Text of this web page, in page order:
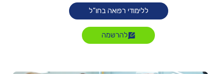
ללימודי רפואה בחו”ל
להרשמה